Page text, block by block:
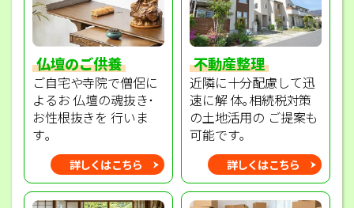
仏壇のご供養
ご自宅や寺院で僧侶に
よるお 仏壇の魂抜き･
お性根抜きを 行いま
す｡
詳しくはこちら
不動産整理
近隣に十分配慮して迅
速に解 体｡相続税対策
の土地活用の ご提案も
可能です｡
詳しくはこちら